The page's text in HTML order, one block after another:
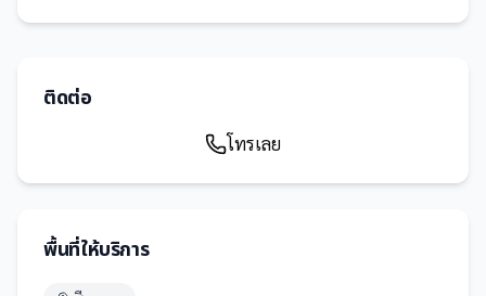
ติดต่อ
โทรเลย
พื้นที่ให้บริการ